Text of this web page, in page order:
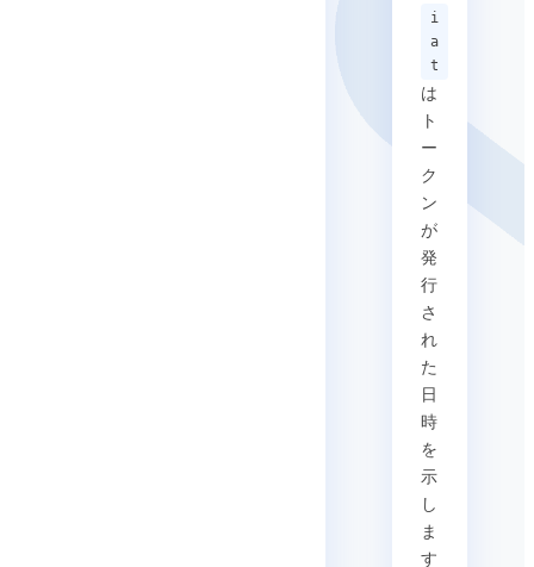
i
a
t
は
ト
ー
ク
ン
が
発
行
さ
れ
た
日
時
を
示
し
ま
す